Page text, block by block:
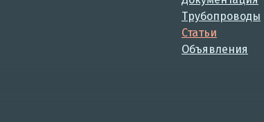
Трубопроводы
Статьи
Объявления